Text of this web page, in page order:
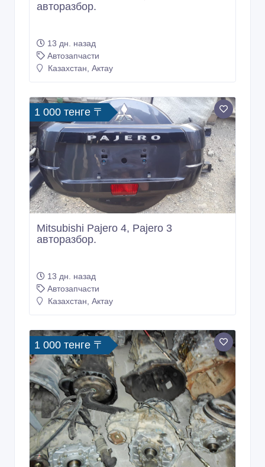
авторазбор.
13 дн. назад
Автозапчасти
Казахстан, Актау
1 000 тенге 〒
Mitsubishi Pajero 4, Pajero 3
авторазбор.
13 дн. назад
Автозапчасти
Казахстан, Актау
1 000 тенге 〒